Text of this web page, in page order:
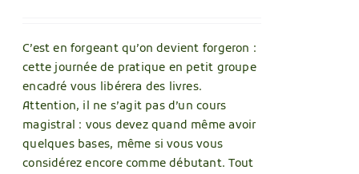
C’est en forgeant qu’on devient forgeron :
cette journée de pratique en petit groupe
encadré vous libérera des livres.
Attention, il ne s’agit pas d’un cours
magistral : vous devez quand même avoir
quelques bases, même si vous vous
considérez encore comme débutant. Tout